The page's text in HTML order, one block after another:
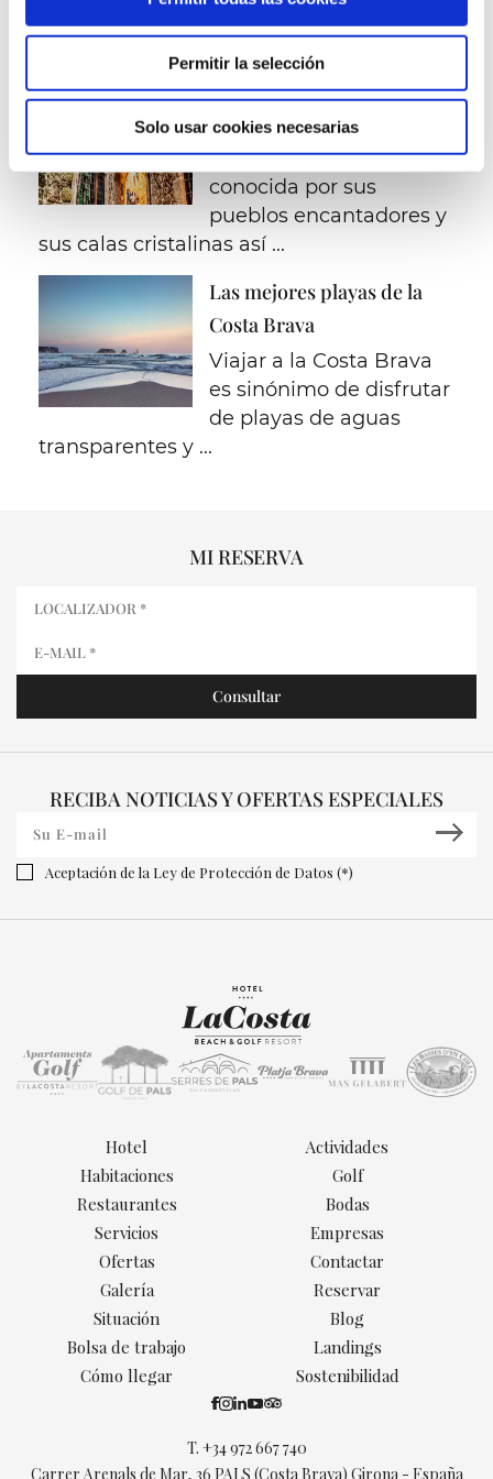
Permitir la selección
Solo usar cookies necesarias
Costa Brava. Escoge ...
Pueblos con encanto en la
Costa Mediterránea
La Costa Brava es
conocida por sus
pueblos encantadores y
sus calas cristalinas así ...
Las mejores playas de la
Costa Brava
Viajar a la Costa Brava
es sinónimo de disfrutar
de playas de aguas
transparentes y ...
MI RESERVA
RECIBA NOTICIAS Y OFERTAS ESPECIALES
Aceptación de la Ley de Protección de Datos (*)
T. +34 972 667 740
Carrer Arenals de Mar, 36 PALS (Costa Brava) Girona - España
Hotel
Habitaciones
Restaurantes
Servicios
Actividades
Golf
Bodas
Empresas
Ofertas
Galería
Situación
Bolsa de trabajo
Cómo llegar
Contactar
Reservar
Blog
Landings
Sostenibilidad